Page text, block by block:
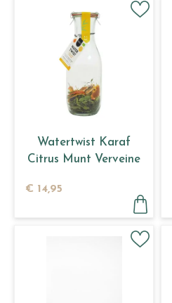
Watertwist Karaf
Citrus Munt Verveine
€ 14,95